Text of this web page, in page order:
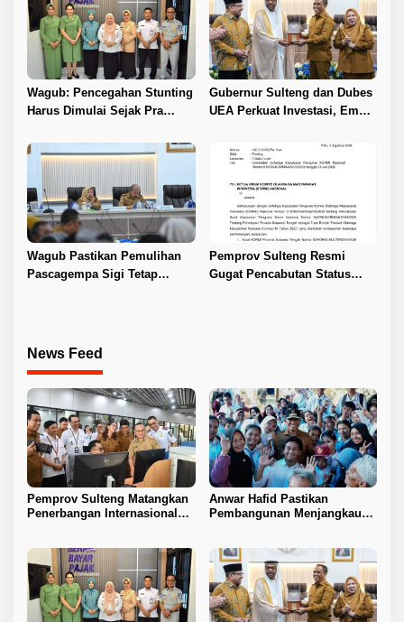
Wagub: Pencegahan Stunting
Harus Dimulai Sejak Pra
Gubernur Sulteng dan Dubes
UEA Perkuat Investasi, Empat
Wagub Pastikan Pemulihan
Pascagempa Sigi Tetap
Pemprov Sulteng Resmi
Gugat Pencabutan Status
News Feed
Pemprov Sulteng Matangkan
Penerbangan Internasional
Anwar Hafid Pastikan
Pembangunan Menjangkau